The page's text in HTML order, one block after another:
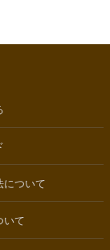
について
いて